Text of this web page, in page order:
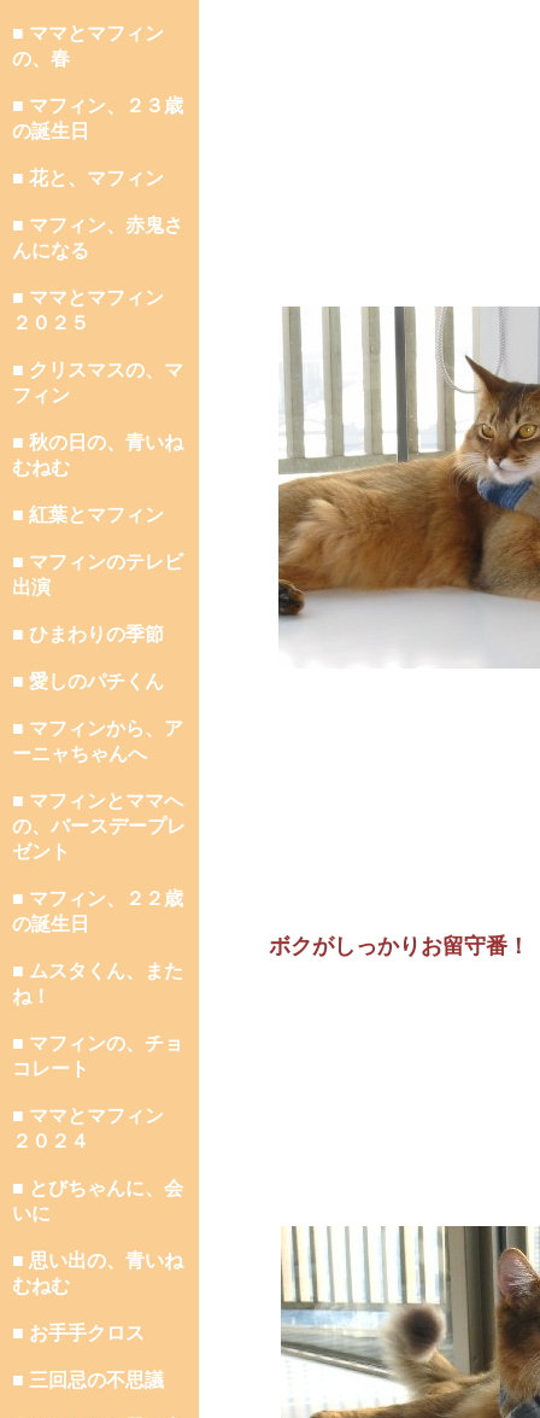
■ ママとマフィン
の、春
■ マフィン、２３歳
の誕生日
■ 花と、マフィン
■ マフィン、赤鬼さ
んになる
■ ママとマフィン
２０２５
■ クリスマスの、マ
フィン
■ 秋の日の、青いね
むねむ
■ 紅葉とマフィン
■ マフィンのテレビ
出演
■ ひまわりの季節
■ 愛しのパチくん
■ マフィンから、ア
ーニャちゃんへ
■ マフィンとママへ
の、バースデープレ
ゼント
■ マフィン、２２歳
の誕生日
■ ムスタくん、また
ね！
■ マフィンの、チョ
コレート
■ ママとマフィン
２０２４
■ とびちゃんに、会
いに
■ 思い出の、青いね
むねむ
■ お手手クロス
■ 三回忌の不思議
ボクがしっかりお留守番！